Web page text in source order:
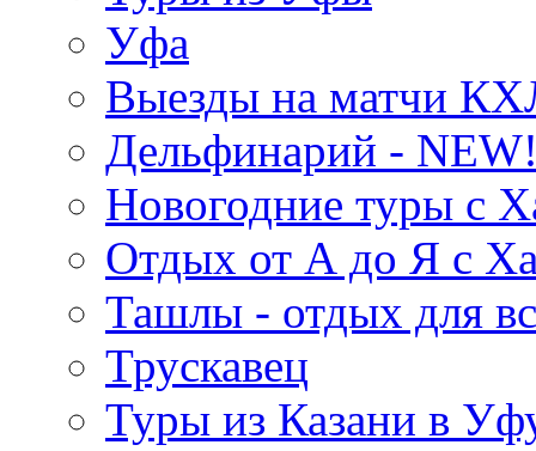
Уфа
Выезды на матчи
Дельфинарий -
Новогодние туры с
Отдых от А до Я с
Ташлы - отдых для
Трускавец
Туры из Казани в